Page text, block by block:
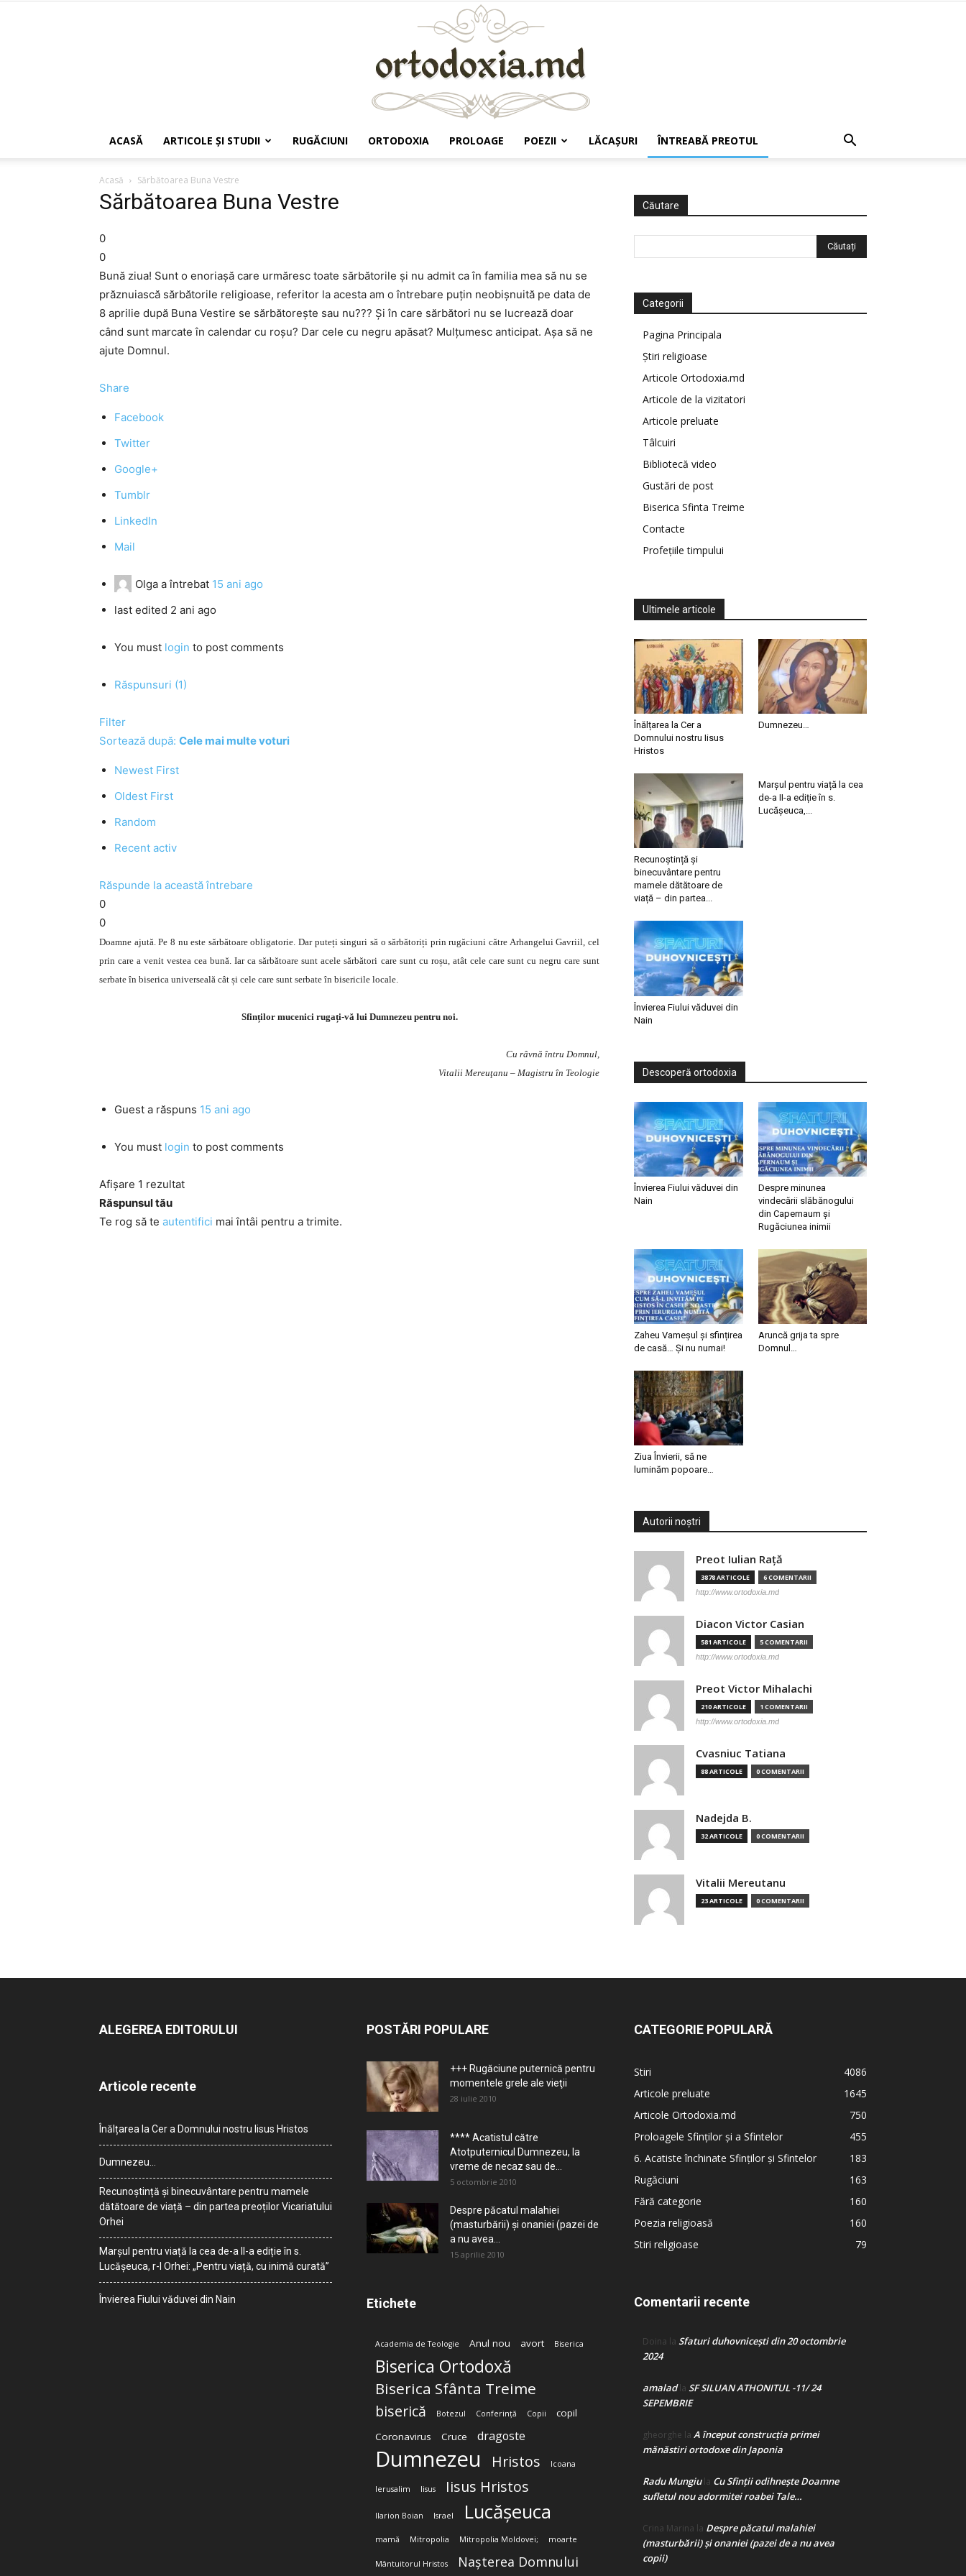
ACASĂ ARTICOLE ŞI STUDII RUGĂCIUNI ORTODOXIA PROLOAGE POEZII LĂCAŞURI ÎNTREABĂ PREOTUL
Acasă Sărbătoarea Buna Vestre
Sărbătoarea Buna Vestre
0
0
Bună ziua! Sunt o enoriaşă care urmăresc toate sărbătorile şi nu admit ca în familia mea să nu se
prăznuiască sărbătorile religioase, referitor la acesta am o întrebare puţin neobişnuită pe data de
8 aprilie după Buna Vestire se sărbătoreşte sau nu??? Şi în care sărbători nu se lucrează doar
când sunt marcate în calendar cu roşu? Dar cele cu negru apăsat? Mulţumesc anticipat. Aşa să ne
ajute Domnul.
Share
Facebook
Twitter
Google+
Tumblr
LinkedIn
Mail
Olga a întrebat 15 ani ago
last edited 2 ani ago
You must login to post comments
Răspunsuri (1)
Filter
Sortează după: Cele mai multe voturi
Newest First
Oldest First
Random
Recent activ
Răspunde la această întrebare
0
0
Doamne ajută. Pe 8 nu este sărbătoare obligatorie. Dar puteți singuri să o sărbătoriți prin rugăciuni către Arhangelui Gavriil, cel
prin care a venit vestea cea bună. Iar ca sărbătoare sunt acele sărbători care sunt cu roșu, atât cele care sunt cu negru care sunt
serbate în biserica universeală cât și cele care sunt serbate în bisericile locale.
Sfinților mucenici rugați-vă lui Dumnezeu pentru noi.
Cu râvnă întru Domnul,
Vitalii Mereuţanu – Magistru în Teologie
Guest a răspuns 15 ani ago
You must login to post comments
Afișare 1 rezultat
Răspunsul tău
Te rog să te autentifici mai întâi pentru a trimite.
Căutare
Categorii
Pagina Principala
Știri religioase
Articole Ortodoxia.md
Articole de la vizitatori
Articole preluate
Tâlcuiri
Bibliotecă video
Gustări de post
Biserica Sfinta Treime
Contacte
Profețiile timpului
Ultimele articole
Înălțarea la Cer a
Domnului nostru Iisus
Hristos
Dumnezeu…
Recunoștință și
binecuvântare pentru
mamele dătătoare de
viață – din partea...
Marșul pentru viață la cea
de-a II-a ediție în s.
Lucășeuca,...
Învierea Fiului văduvei din
Nain
Descoperă ortodoxia
Învierea Fiului văduvei din
Nain
Despre minunea
vindecării slăbănogului
din Capernaum și
Rugăciunea inimii
Zaheu Vameșul și sfințirea
de casă… Și nu numai!
Aruncă grija ta spre
Domnul…
Ziua Învierii, să ne
luminăm popoare…
Autorii noștri
Preot Iulian Raţă
3878 ARTICOLE 6 COMENTARII
http://www.ortodoxia.md
Diacon Victor Casian
581 ARTICOLE 5 COMENTARII
http://www.ortodoxia.md
Preot Victor Mihalachi
210 ARTICOLE 1 COMENTARII
http://www.ortodoxia.md
Cvasniuc Tatiana
88 ARTICOLE 0 COMENTARII
Nadejda B.
32 ARTICOLE 0 COMENTARII
Vitalii Mereutanu
23 ARTICOLE 0 COMENTARII
ALEGEREA EDITORULUI
Articole recente
Înălțarea la Cer a Domnului nostru Iisus Hristos
Dumnezeu…
Recunoștință și binecuvântare pentru mamele
dătătoare de viață – din partea preoților Vicariatului
Orhei
Marșul pentru viață la cea de-a II-a ediție în s.
Lucășeuca, r-l Orhei: „Pentru viață, cu inimă curată”
Învierea Fiului văduvei din Nain
POSTĂRI POPULARE
+++ Rugăciune puternică pentru
momentele grele ale vieţii
28 iulie 2010
**** Acatistul către
Atotputernicul Dumnezeu, la
vreme de necaz sau de...
5 octombrie 2010
Despre păcatul malahiei
(masturbării) şi onaniei (pazei de
a nu avea...
15 aprilie 2010
Etichete
Academia de Teologie Anul nou avort Biserica
Biserica Ortodoxă
Biserica Sfânta Treime
biserică Botezul Conferință Copii
copil
Coronavirus
Cruce dragoste
Dumnezeu Hristos Icoana
Ierusalim Iisus Iisus Hristos
Ilarion Boian Israel Lucășeuca
mamă Mitropolia Mitropolia Moldovei; moarte
Mântuitorul Hristos Nașterea Domnului
CATEGORIE POPULARĂ
Stiri
4086
Articole preluate
1645
Articole Ortodoxia.md
750
Proloagele Sfinților și a Sfintelor
455
6. Acatiste închinate Sfinților și Sfintelor
183
Rugăciuni
163
Fără categorie
160
Poezia religioasă
160
Stiri religioase
79
Comentarii recente
Doina la Sfaturi duhovnicești din 20 octombrie
2024
amaladla SF SILUAN ATHONITUL -11/ 24
SEPEMBRIE
gheorghe la A început construcţia primei
mănăstiri ortodoxe din Japonia
Radu Mungiula Cu Sfinții odihnește Doamne
sufletul nou adormitei roabei Tale…
Crina Marina la Despre păcatul malahiei
(masturbării) şi onaniei (pazei de a nu avea
copii)